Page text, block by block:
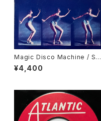
Magic Disco Machine / Scr
atchin'
¥4,400